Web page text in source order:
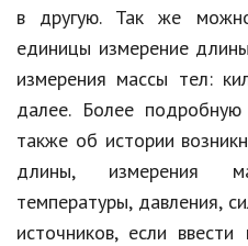
в другую. Так же
единицы измерение
измерения массы тел:
далее. Более
также об истории
длины, измерения
температуры, давления,
источников, если